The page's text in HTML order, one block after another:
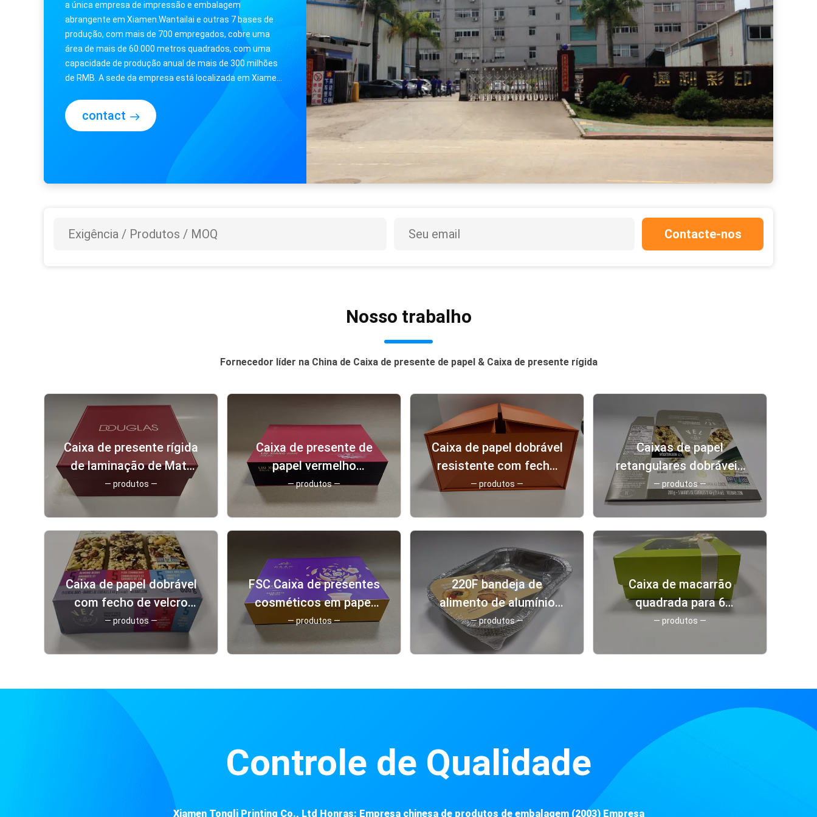
a única empresa de impressão e embalagem
abrangente em Xiamen.Wantailai e outras 7 bases de
produção, com mais de 700 empregados, cobre uma
área de mais de 60.000 metros quadrados, com uma
capacidade de produção anual de mais de 300 milhões
de RMB. A sede da empresa está localizada em Xiamen,
que é considerada uma das cidades mais habit...
contact
Contacte-nos
Nosso trabalho
Fornecedor líder na China de Caixa de presente de papel & Caixa de presente rígida
Caixa de presente rígida
de laminação de Matt
Caixas de cartão de luxo
— produtos —
Caixa de presente de
papel vermelho
Rectangular Pantone
Cartão impresso Caixa
de presente
— produtos —
Caixa de papel dobrável
resistente com fecho
magnético de papelão
— produtos —
Caixas de papel
retangulares dobráveis
fecho de fita Caixa de
presente de papel
dobrável
— produtos —
Caixa de papel dobrável
com fecho de velcro
com laminação brilhante
— produtos —
FSC Caixa de presentes
cosméticos em papel
brilhante Caixas de
presentes
personalizadas em
— produtos —
220F bandeja de
alimento de alumínio
resistente a gordura
bandejas de alumínio
para alimentos
— produtos —
Caixa de macarrão
quadrada para 6
embalagens magnéticas
— produtos —
Controle de Qualidade
Xiamen Tongli Printing Co., Ltd Honras: Empresa chinesa de produtos de embalagem (2003) Empresa